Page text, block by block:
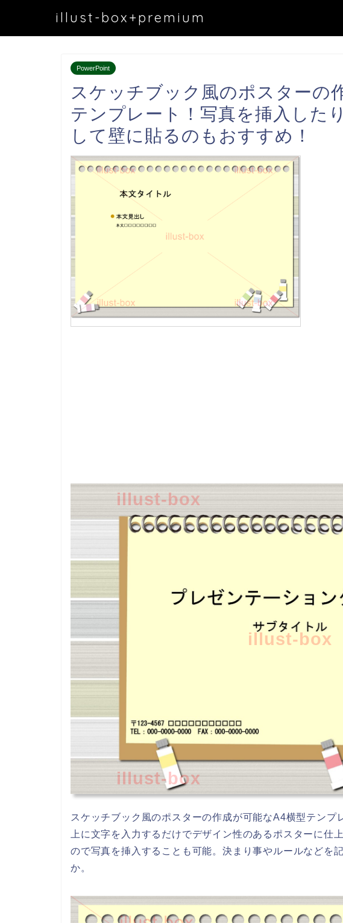
illust-box+premium
PowerPoint
スケッチブック風のポスターの
テンプレート！写真を挿入した
して壁に貼るのもおすすめ！
illust-box
illust-box
illust-box
スケッチブック風のポスターの作成が可能なA4横型テンプ
上に文字を入力するだけでデザイン性のあるポスターに仕
ので写真を挿入することも可能。決まり事やルールなどを
か。